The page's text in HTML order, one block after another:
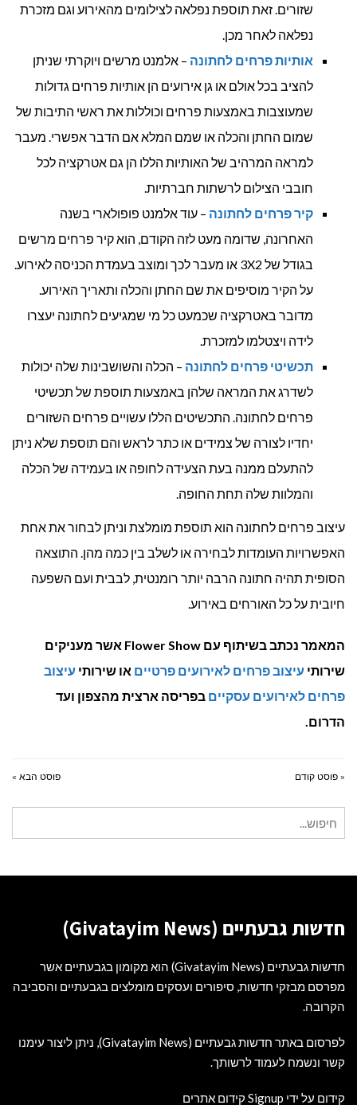
שזורים. זאת תוספת נפלאה לצילומים מהאירוע וגם מזכרת
נפלאה לאחר מכן.
אותיות פרחים לחתונה – אלמנט מרשים ויוקרתי שניתן
להציב בכל אולם או גן אירועים הן אותיות פרחים גדולות
שמעוצבות באמצעות פרחים וכוללות את ראשי התיבות של
שמום החתן והכלה או שמם המלא אם הדבר אפשרי. מעבר
למראה המרהיב של האותיות הללו הן גם אטרקציה לכל
חובבי הצילום לרשתות חברתיות.
קיר פרחים לחתונה – עוד אלמנט פופולארי בשנה
האחרונה, שדומה מעט לזה הקודם, הוא קיר פרחים מרשים
בגודל של 3X2 או מעבר לכך ומוצב בעמדת הכניסה לאירוע.
על הקיר מוסיפים את שם החתן והכלה ותאריך האירוע.
מדובר באטרקציה שכמעט כל מי שמגיעים לחתונה יעצרו
לידה ויצטלמו למזכרת.
תכשיטי פרחים לחתונה – הכלה והשושבינות שלה יכולות
לשדרג את המראה שלהן באמצעות תוספת של תכשיטי
פרחים לחתונה. התכשיטים הללו עשויים פרחים השזורים
יחדיו לצורה של צמידים או כתר לראש והם תוספת שלא ניתן
להתעלם ממנה בעת הצעידה לחופה או בעמידה של הכלה
והמלוות שלה תחת החופה.
עיצוב פרחים לחתונה הוא תוספת מומלצת וניתן לבחור את אחת
האפשרויות העומדות לבחירה או לשלב בין כמה מהן. התוצאה
הסופית תהיה חתונה הרבה יותר רומנטית, לבבית ועם השפעה
חיובית על כל האורחים באירוע.
המאמר נכתב בשיתוף עם Flower Show אשר מעניקים
שירותי עיצוב פרחים לאירועים פרטיים או שירותי עיצוב
פרחים לאירועים עסקיים בפריסה ארצית מהצפון ועד
הדרום.
« פוסט קודם פוסט הבא »
עבור:
חדשות גבעתיים (Givatayim News)
חדשות גבעתיים (Givatayim News) הוא מקומון בגבעתיים אשר
מפרסם מבזקי חדשות, סיפורים ועסקים מומלצים בגבעתיים והסביבה
הקרובה.
לפרסום באתר חדשות גבעתיים (Givatayim News), ניתן ליצור עימנו
קשר ונשמח לעמוד לרשותך.
קידום על ידי Signup קידום אתרים